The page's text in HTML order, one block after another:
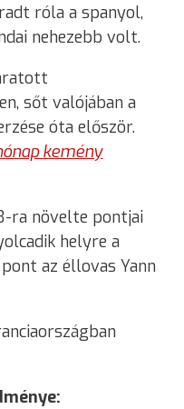
róla a spanyol,
nehezebb volt.
sőt valójában a
óta először.
kemény
ra növelte pontjai
helyre a
az éllovas Yann